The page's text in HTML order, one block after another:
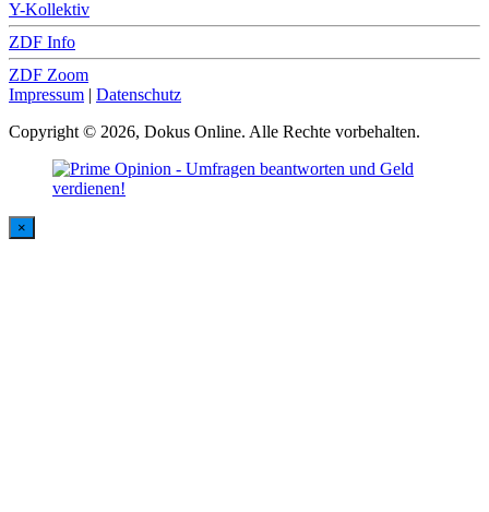
Y-Kollektiv
ZDF Info
ZDF Zoom
Impressum | Datenschutz
Copyright © 2026, Dokus Online. Alle Rechte vorbehalten.
×